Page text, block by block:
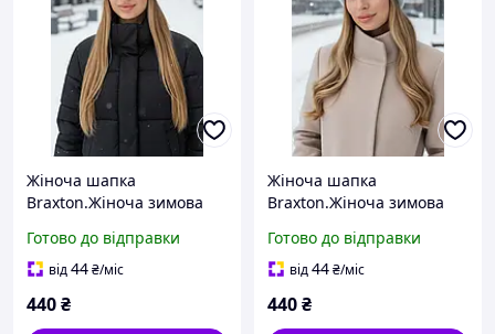
Жіноча шапка
Braxton.Жіноча зимова
Готово до відправки
від44₴/міс
440₴
Жіноча шапка
Braxton.Жіноча зимова
Готово до відправки
від44₴/міс
440₴